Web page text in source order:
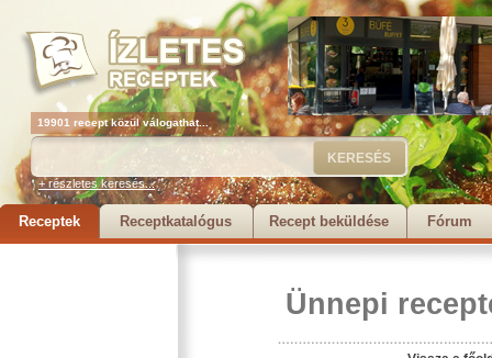
19901 recept közül válogathat...
+ részletes keresés...
Receptek Receptkatalógus Recept beküldése Fórum
Ünnepi